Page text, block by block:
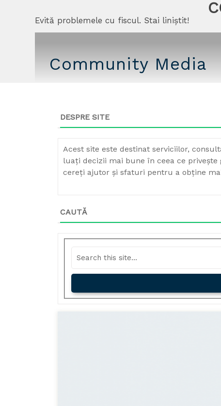
Evită problemele cu fiscul. Stai liniștit!
Community Media
DESPRE SITE
Acest site este destinat serviciilor,
luați decizii mai bune în ceea ce
cereți ajutor și sfaturi pentru a obține
CAUTĂ